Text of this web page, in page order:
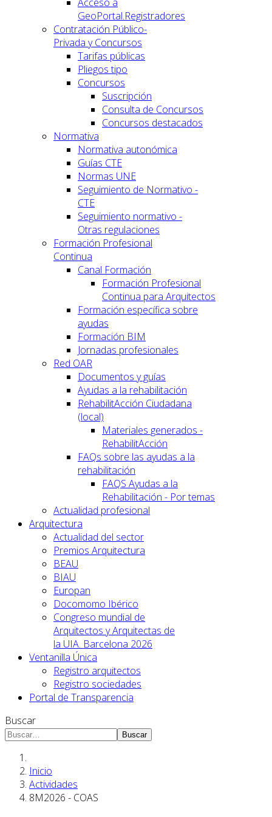
GeoPortal.Registradores
Contratación Público-
Privada y Concursos
Tarifas públicas
Pliegos tipo
Concursos
Suscripción
Consulta de Concursos
Concursos destacados
Normativa
Normativa autonómica
Guías CTE
Normas UNE
Seguimiento de Normativo -
CTE
Seguimiento normativo -
Otras regulaciones
Formación Profesional
Continua
Canal Formación
Formación Profesional
Continua para Arquitectos
Formación específica sobre
ayudas
Formación BIM
Jornadas profesionales
Red OAR
Documentos y guías
Ayudas a la rehabilitación
RehabilitAcción Ciudadana
(local)
Materiales generados -
RehabilitAcción
FAQs sobre las ayudas a la
rehabilitación
FAQS Ayudas a la
Rehabilitación - Por temas
Actualidad profesional
Arquitectura
Actualidad del sector
Premios Arquitectura
BEAU
BIAU
Europan
Docomomo Ibérico
Congreso mundial de
Arquitectos y Arquitectas de
la UIA. Barcelona 2026
Ventanilla Única
Registro arquitectos
Registro sociedades
Portal de Transparencia
Buscar
Buscar
Inicio
Actividades
8M2026 - COAS